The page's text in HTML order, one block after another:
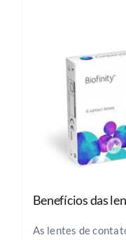
Benefícios das
As lentes de